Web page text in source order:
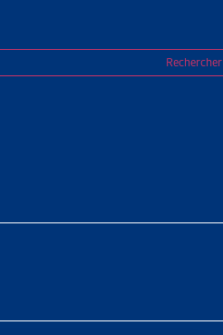
Rechercher